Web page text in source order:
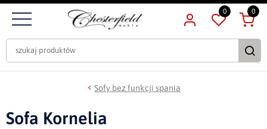
0 0
Sofy bez funkcji spania
Sofa Kornelia